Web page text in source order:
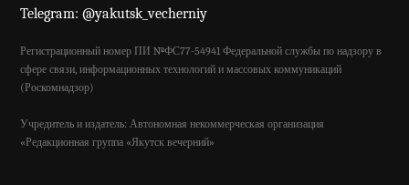
Telegram: @yakutsk_vecherniy
Регистрационный номер ПИ №ФС77-54941 Федеральной службы по надзору в
сфере связи, информационных технологий и массовых коммуникаций
(Роскомнадзор)
Учредитель и издатель: Автономная некоммерческая организация
«Редакционная группа «Якутск вечерний»